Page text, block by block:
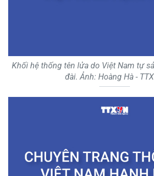
Khối hệ thống tên lửa do Việt Nam tự
đài. Ảnh: Hoàng Hà -